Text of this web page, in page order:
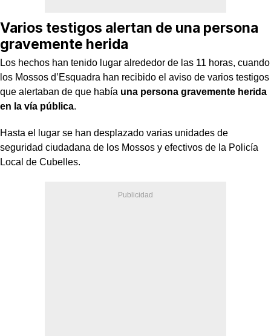
Varios testigos alertan de una persona
gravemente herida
Los hechos han tenido lugar alrededor de las 11 horas, cuando
los Mossos d’Esquadra han recibido el aviso de varios testigos
que alertaban de que había una persona gravemente herida
en la vía pública.
Hasta el lugar se han desplazado varias unidades de
seguridad ciudadana de los Mossos y efectivos de la Policía
Local de Cubelles.